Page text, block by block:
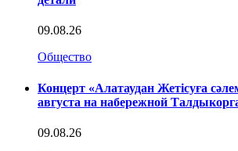
09.08.26
Общество
Концерт «Алатаудан Жетісуға
августа на набережной
09.08.26